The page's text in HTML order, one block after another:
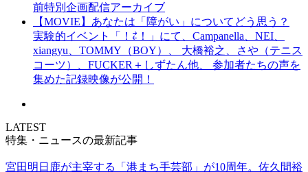
前特別企画配信アーカイブ
【MOVIE】あなたは「障がい」についてどう思う？
実験的イベント「！⇄！」にて、Campanella、NEI、
xiangyu、TOMMY（BOY）、 大橋裕之、さや（テニス
コーツ）、FUCKER＋しずたん他、 参加者たちの声を
集めた記録映像が公開！
LATEST
特集・ニュースの最新記事
宮田明日鹿が主宰する「港まち手芸部」が10周年。佐久間裕